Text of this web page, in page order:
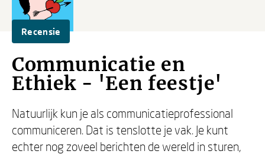
Recensie
Communicatie en
Ethiek - 'Een feestje'
Natuurlijk kun je als communicatieprofessional
communiceren. Dat is tenslotte je vak. Je kunt
echter nog zoveel berichten de wereld in sturen,